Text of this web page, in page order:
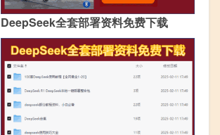
DeepSeek全套部署资料免费下载